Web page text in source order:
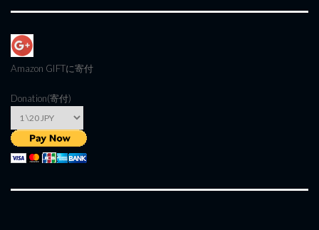
Amazon GIFTに寄付
Donation(寄付)